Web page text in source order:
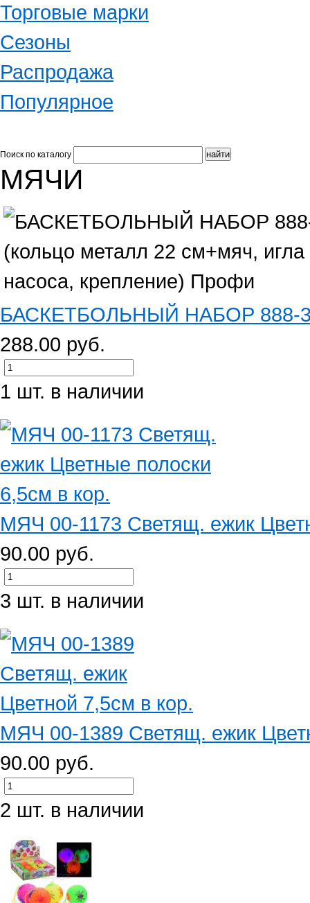
Торговые марки
Сезоны
Распродажа
Популярное
Поиск по каталогу
МЯЧИ
БАСКЕТБОЛЬНЫЙ НАБОР 888-
288.00 руб.
1 шт. в наличии
МЯЧ 00-1173 Светящ. ежик
90.00 руб.
3 шт. в наличии
МЯЧ 00-1389 Светящ. ежик
90.00 руб.
2 шт. в наличии